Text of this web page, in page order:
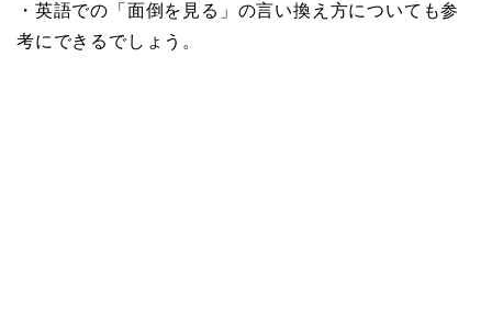
・英語での「面倒を見る」の言い換え方についても参
考にできるでしょう。